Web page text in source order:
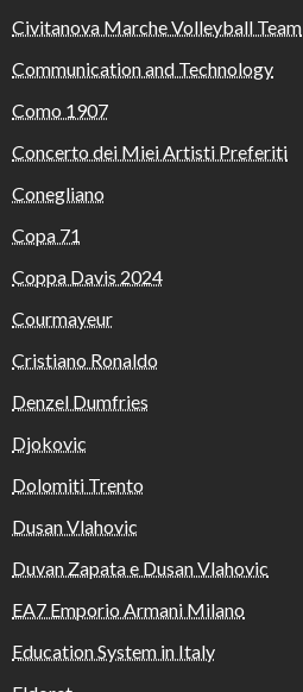
Civitanova Marche Volleyball Team
Communication and Technology
Como 1907
Concerto dei Miei Artisti Preferiti
Conegliano
Copa 71
Coppa Davis 2024
Courmayeur
Cristiano Ronaldo
Denzel Dumfries
Djokovic
Dolomiti Trento
Dusan Vlahovic
Duvan Zapata e Dusan Vlahovic
EA7 Emporio Armani Milano
Education System in Italy